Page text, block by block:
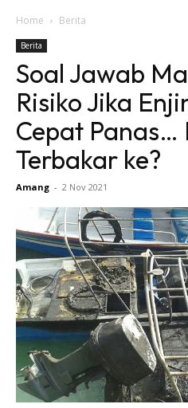
Home Berita
Berita
Soal Jawab
Risiko Jika
Cepat Panas…
Terbakar ke?
Amang - 2 Nov 2021